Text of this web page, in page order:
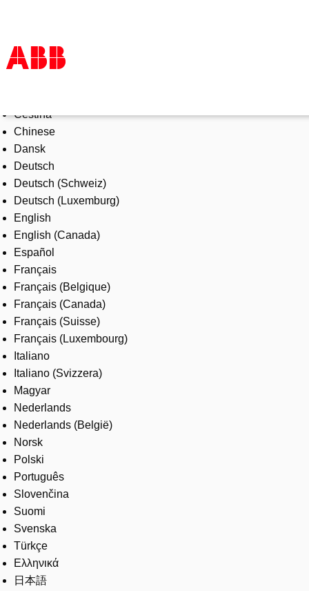
Products & Solutions
Industries
Services
About us
Where to buy
Contact us
Careers
Čeština
Chinese
Dansk
Deutsch
Deutsch (Schweiz)
Deutsch (Luxemburg)
English
English (Canada)
Español
Français
Français (Belgique)
Français (Canada)
Français (Suisse)
Français (Luxembourg)
Italiano
Italiano (Svizzera)
Magyar
Nederlands
Nederlands (België)
Norsk
Polski
Português
Slovenčina
Suomi
Svenska
Türkçe
Ελληνικά
日本語